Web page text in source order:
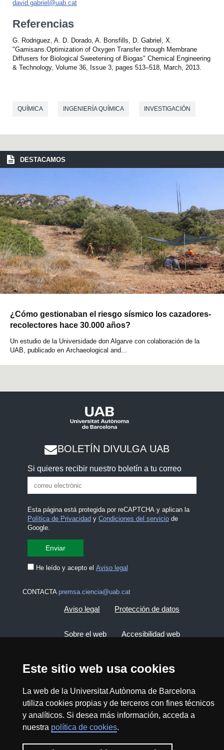
Este sitio web usa cookies
La web de la Universitat Autònoma de Barcelona
utiliza cookies propias y de terceros con fines técnicos
y analíticos. Si desea más información, acceda a
nuestra política de cookies.
david.gabriel@uab.cat
Referencias
G. Rodriguez, A. D. Dorado, A. Bonsfills, D. Gabriel, X.
"Gamisans.Optimization of Oxygen Transfer through Membrane
Diffusers for Biological Sweetening of Biogas" Chemical Engineering
& Technology, Volume 36, Issue 3, pages 513–518, March, 2013.
QUÍMICA INGENIERÍA QUÍMICA INVESTIGACIÓN
DESTACAMOS
¿Cómo gestionaban el riesgo sísmico los cazadores-
recolectores hace 30.000 años?
Un estudio de la Universidade don Algarve con colaboración de la
UAB, publicado en Archaeological and...
BOLETÍN DIVULGA UAB
Si quieres recibir nuestro boletín a tu correo
Esta página está protegida por reCAPTCHA y aplican la
Política de Privacidad y Condiciones del serviciode
Google.
He leído y acepto el Aviso legal
CONTACTA premsa.ciencia@uab.cat
Aviso legal Protección de datos
Sobre el web Accesibilidad web
2026 Divulga UAB - Commons Reconocimiento -
No Comercial (CC BY NC) - ISSN: 2014-6388
View low-bandwidth version